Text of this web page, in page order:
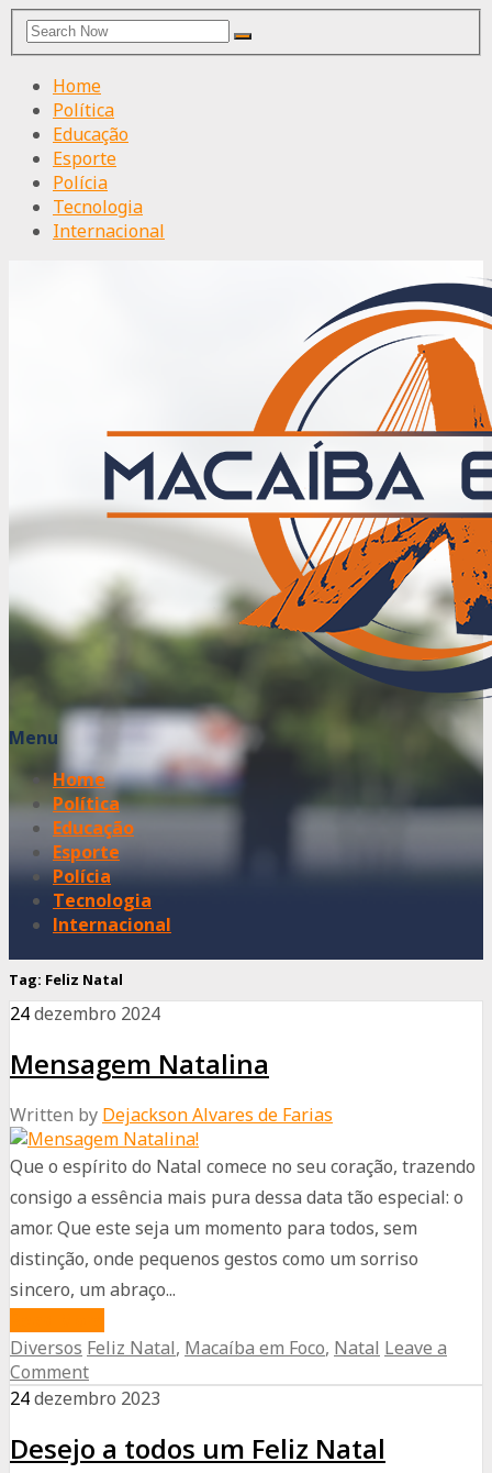
Search
for:
Search
Home
Política
Educação
Esporte
Polícia
Tecnologia
Internacional
Menu
Home
Política
Educação
Esporte
Polícia
Tecnologia
Internacional
Tag: Feliz Natal
24dezembro 2024
Mensagem Natalina
Written by Dejackson Alvares de Farias
Que o espírito do Natal comece no seu coração, trazendo
consigo a essência mais pura dessa data tão especial: o
amor. Que este seja um momento para todos, sem
distinção, onde pequenos gestos como um sorriso
sincero, um abraço...
Mensagem
Natalina
Diversos Feliz Natal, Macaíba em Foco, Natal Leave a
Comment
24dezembro 2023
Desejo a todos um Feliz Natal